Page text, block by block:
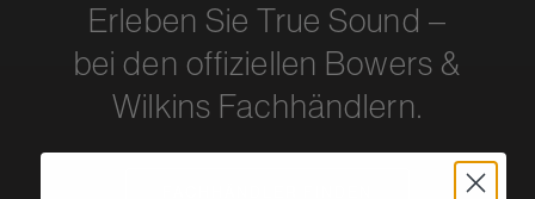
Erleben Sie True Sound –
bei den offiziellen Bowers &
Wilkins Fachhändlern.